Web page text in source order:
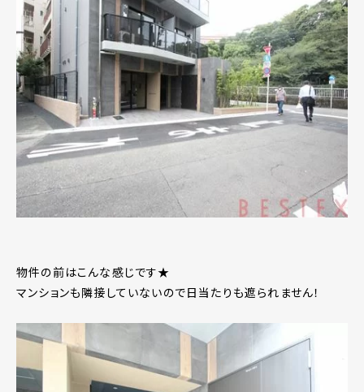
物件の前はこんな感じです★
マンションも隣接していないので日当たりも遮られません！